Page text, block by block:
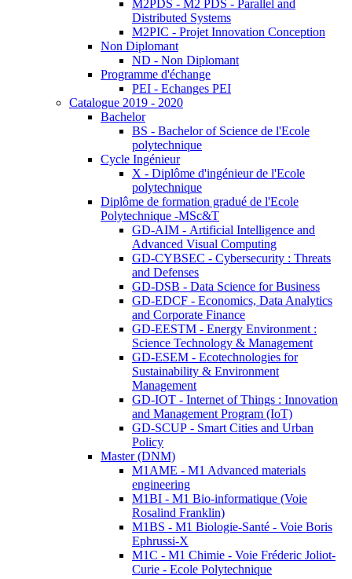
M2PDS - M2 PDS - Parallel and
Distributed Systems
M2PIC - Projet Innovation Conception
Non Diplomant
ND - Non Diplomant
Programme d'échange
PEI - Echanges PEI
Catalogue 2019 - 2020
Bachelor
BS - Bachelor of Science de l'Ecole
polytechnique
Cycle Ingénieur
X - Diplôme d'ingénieur de l'Ecole
polytechnique
Diplôme de formation gradué de l'Ecole
Polytechnique -MSc&T
GD-AIM - Artificial Intelligence and
Advanced Visual Computing
GD-CYBSEC - Cybersecurity : Threats
and Defenses
GD-DSB - Data Science for Business
GD-EDCF - Economics, Data Analytics
and Corporate Finance
GD-EESTM - Energy Environment :
Science Technology & Management
GD-ESEM - Ecotechnologies for
Sustainability & Environment
Management
GD-IOT - Internet of Things : Innovation
and Management Program (IoT)
GD-SCUP - Smart Cities and Urban
Policy
Master (DNM)
M1AME - M1 Advanced materials
engineering
M1BI - M1 Bio-informatique (Voie
Rosalind Franklin)
M1BS - M1 Biologie-Santé - Voie Boris
Ephrussi-X
M1C - M1 Chimie - Voie Fréderic Joliot-
Curie - Ecole Polytechnique